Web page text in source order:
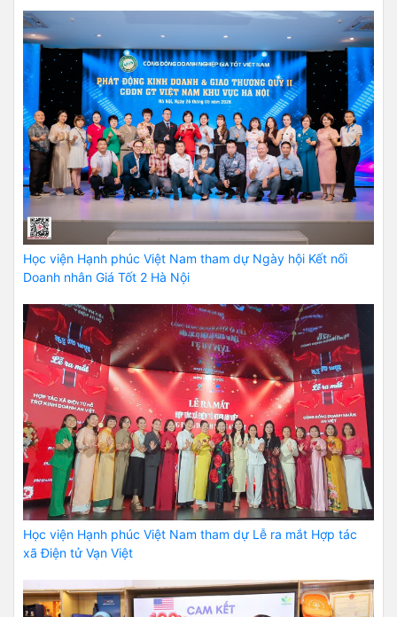
Học viện Hạnh phúc Việt Nam tham dự Ngày hội Kết nối
Doanh nhân Giá Tốt 2 Hà Nội
Học viện Hạnh phúc Việt Nam tham dự Lễ ra mắt Hợp tác
xã Điện tử Vạn Việt